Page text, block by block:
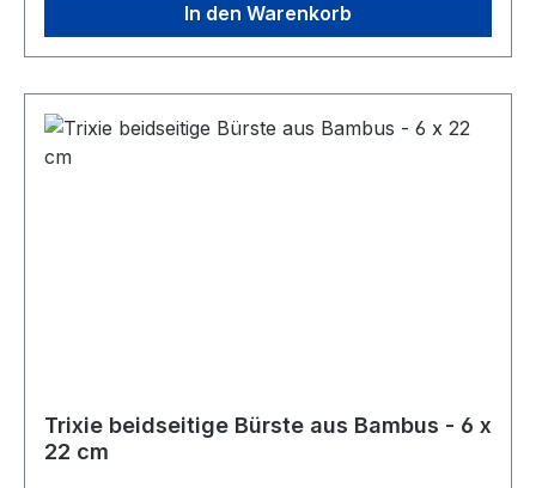
In den Warenkorb
Trixie beidseitige Bürste aus Bambus - 6 x
22 cm